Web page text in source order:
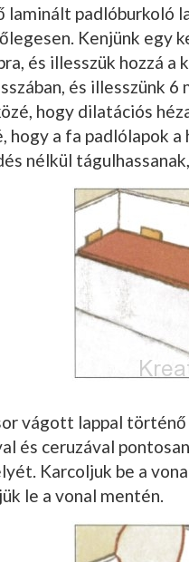
laminált padlóburkoló
Ken­jünk egy
és illesszük hozzá
és illesszünk
hogy dilatációs
hogy a fa padlólapok
nélkül
vágott lappal
és ceruzával
Karcoljuk be a
le a vonal mentén.